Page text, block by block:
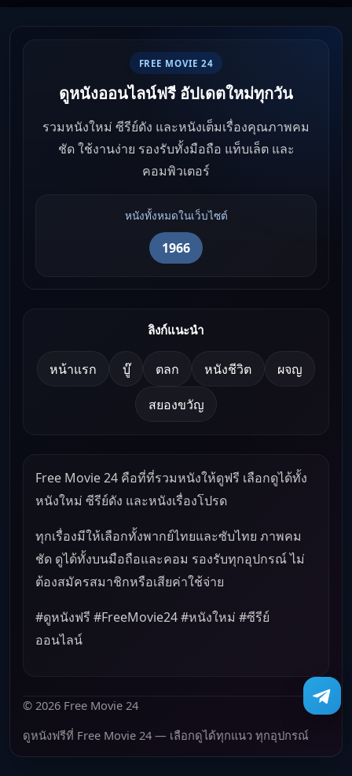
FREE MOVIE 24
ดูหนังออนไลน์ฟรี อัปเดตใหม่ทุกวัน
รวมหนังใหม่ ซีรีย์ดัง และหนังเต็มเรื่องคุณภาพคม
ชัด ใช้งานง่าย รองรับทั้งมือถือ แท็บเล็ต และ
คอมพิวเตอร์
หนังทั้งหมดในเว็บไซต์
1966
ลิงก์แนะนำ
หน้าแรก บู๊ ตลก หนังชีวิต ผจญ
สยองขวัญ
Free Movie 24 คือที่ที่รวมหนังให้ดูฟรี เลือกดูได้ทั้ง
หนังใหม่ ซีรีย์ดัง และหนังเรื่องโปรด
ทุกเรื่องมีให้เลือกทั้งพากย์ไทยและซับไทย ภาพคม
ชัด ดูได้ทั้งบนมือถือและคอม รองรับทุกอุปกรณ์ ไม่
ต้องสมัครสมาชิกหรือเสียค่าใช้จ่าย
#ดูหนังฟรี #FreeMovie24 #หนังใหม่ #ซีรีย์
ออนไลน์
© 2026 Free Movie 24
ดูหนังฟรีที่ Free Movie 24 — เลือกดูได้ทุกแนว ทุกอุปกรณ์